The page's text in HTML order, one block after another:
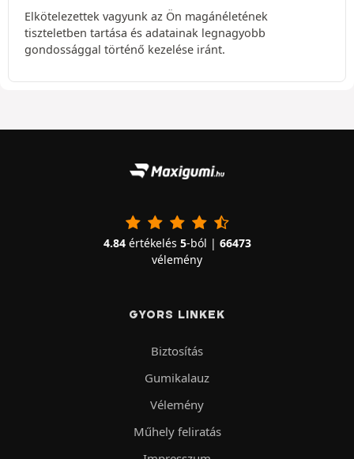
Elkötelezettek vagyunk az Ön magánéletének
tiszteletben tartása és adatainak legnagyobb
gondossággal történő kezelése iránt.
4.84értékelés 5-ból | 66473
vélemény
GYORS LINKEK
Biztosítás
Gumikalauz
Vélemény
Műhely feliratás